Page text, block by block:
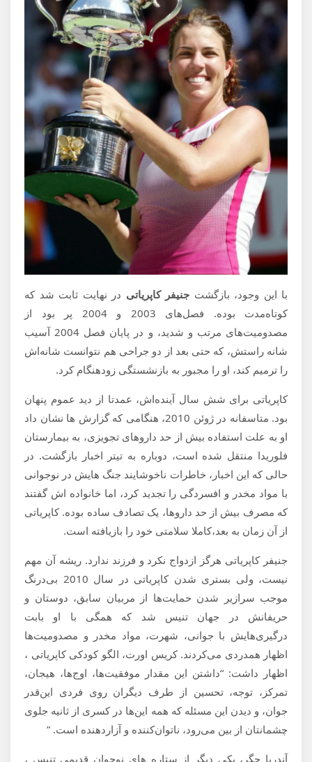
با این وجود، بازگشت جنیفر کاپریاتی در نهایت ثابت شد که
کوتاه‌مدت بوده. فصل‌های 2003 و 2004 پر بود از
مصدومیت‌های مرتب و شدید، و در پایان فصل 2004 آسیب
شانه راستش، که حتی بعد از دو جراحی هم نتوانست شانه‌اش
را ترمیم کند، او را مجبور به بازنشستگی زودهنگام کرد.
کاپریاتی برای شش سال آینده‌اش، عمدتا از دید عموم پنهان
بود. متاسفانه در ژوئن 2010، هنگامی که گزارش ها نشان داد
او به علت استفاده بیش از حد داروهای تجویزی، به بیمارستان
فلوریدا منتقل شده است، دوباره به تیتر اخبار بازگشت. در
حالی که این اخبار، خاطرات ناخوشایند جنگ هایش در نوجوانی
با مواد مخدر و افسردگی را تجدید کرد، اما خانواده اش گفتند
که مصرف بیش از حد دارو‌ها، یک تصادف ساده بوده. کاپریاتی
از آن زمان به بعد،کاملا سلامتی خود را بازیافته است.
جنیفر کاپریاتی هرگز ازدواج نکرد و فرزند ندارد. ریشه آن مهم
نیست، ولی بستری شدن کاپریاتی در سال 2010 بی‌درنگ
موجب سرازیر شدن حمایت‌ها از مربیان سابق، دوستان و
حریفانش در جهان تنیس شد که همگی با او بابت
درگیری‌هایش با جوانی، شهرت، مواد مخدر و مصدومیت‌ها
اظهار همدردی می‌کردند. کریس اورت، الگو کودکی کاپریاتی ،
اظهار داشت: “داشتن این مقدار موفقیت‌ها، اوج‌ها، هیجان،
تمرکز، توجه، تحسین از طرف دیگران روی فردی این‌قدر
جوان، و دیدن این مسئله که همه این‌ها در کسری از ثانیه جلوی
چشمانتان از بین می‌رود، ناتوان‌کننده و آزار‌دهنده است. ”
آندریا جگر، یکی دیگر از ستاره های نوجوان قدیمی تنیس ،